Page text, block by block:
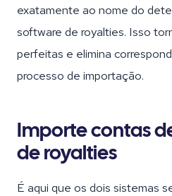
exatamente ao nome do
software de royalties. Isso
perfeitas e elimina
processo de importação.
Importe contas
de royalties
É aqui que os dois sistemas